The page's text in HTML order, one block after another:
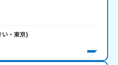
い・ 東京)